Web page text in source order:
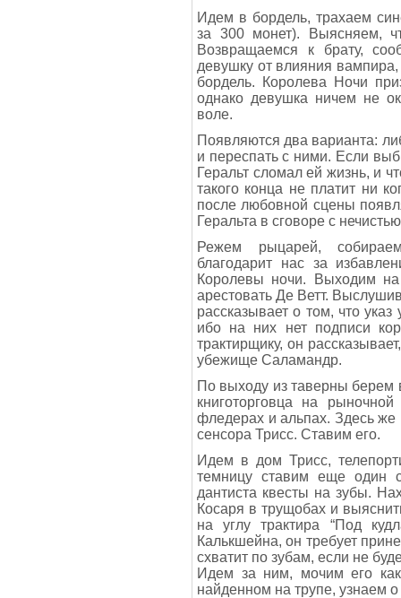
Идем в бордель, трахаем
за 300 монет). Выясняем,
Возвращаемся к брату,
девушку от влияния
бордель. Королева Ночи
однако девушка ничем не
воле.
Появляются два варианта:
и переспать с ними. Если
Геральт сломал ей жизнь, и
такого конца не платит ни
после любовной сцены
Геральта в сговоре с
Режем рыцарей,
благодарит нас за
Королевы ночи. Выходим
арестовать Де Ветт.
рассказывает о том, что
ибо на них нет подписи
трактирщику, он
убежище Саламандр.
По выходу из таверны берем
книготорговца на
фледерах и альпах. Здесь
сенсора Трисс. Ставим его.
Идем в дом Трисс,
темницу ставим еще один
дантиста квесты на зубы.
Косаря в трущобах и
на углу трактира “Под
Калькшейна, он требует
схватит по зубам, если не
Идем за ним, мочим его
найденном на трупе, узнаем